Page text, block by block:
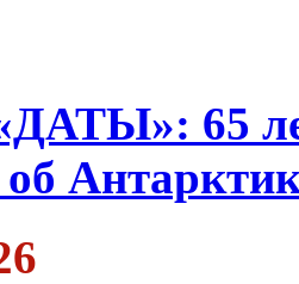
65